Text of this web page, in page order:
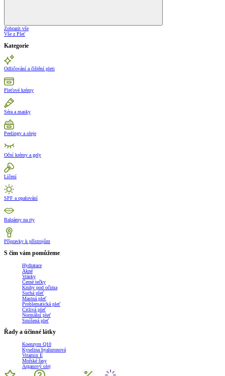
Zobrazit vše
Vše z Pleť
Kategorie
Odličování a čištění pleti
Pleťové krémy
Séra a masky
Peelingy a oleje
Oční krémy a gely
Líčení
SPF a opalování
Balzámy na rty
Přípravky k přístrojům
S čím vám pomůžeme
Hydratace
Akné
Vrásky
Černé tečky
Kruhy pod očima
Suchá pleť
Mastná pleť
Problematická pleť
Citlivá pleť
Normální pleť
Smíšená pleť
Řady a účinné látky
Koenzym Q10
Kyselina hyaluronová
Vitamin E
Mořské řasy
Arganový olej